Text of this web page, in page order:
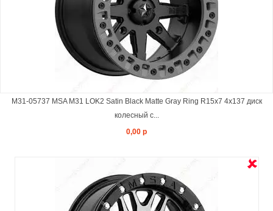
M31-05737 MSA M31 LOK2 Satin Black Matte Gray Ring R15x7 4x137 диск
колесный с...
0,00 р